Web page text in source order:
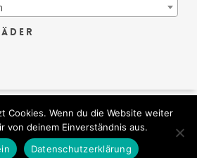
All Rights Reserved.
Cookies. Wenn du die Website weiter
von deinem Einverständnis aus.
Datenschutzerklärung